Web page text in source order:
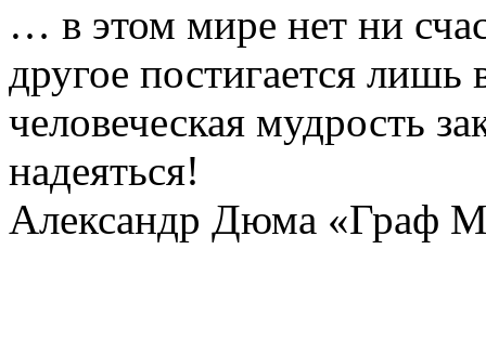
… в этом мире нет ни
другое постигается
человеческая мудрость
надеяться!
Александр Дюма «Граф